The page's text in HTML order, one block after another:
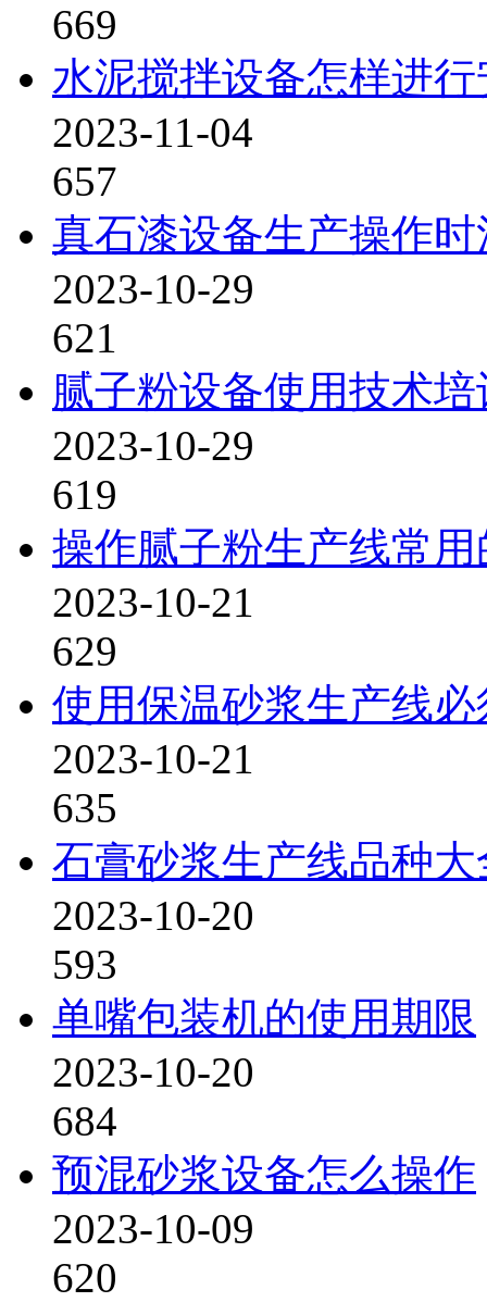
669
水泥搅拌设备怎样进行
2023-11-04
657
真石漆设备生产操作时
2023-10-29
621
腻子粉设备使用技术培
2023-10-29
619
操作腻子粉生产线常
2023-10-21
629
使用保温砂浆生产线
2023-10-21
635
石膏砂浆生产线品种大
2023-10-20
593
单嘴包装机的使用期限
2023-10-20
684
预混砂浆设备怎么操作
2023-10-09
620